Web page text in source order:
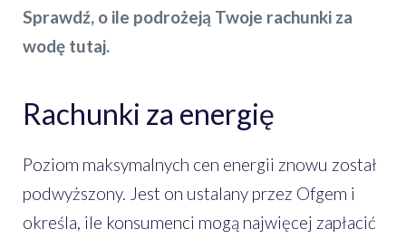
Sprawdź, o ile podrożeją Twoje rachunki za
wodę tutaj.
Rachunki za energię
Poziom maksymalnych cen energii znowu został
podwyższony. Jest on ustalany przez Ofgem i
określa, ile konsumenci mogą najwięcej zapłacić